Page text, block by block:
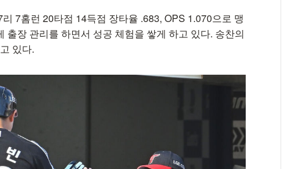
7홈런 20타점 14득점 장타율 .683, OPS 1.070으로 맹
출장 관리를 하면서 성공 체험을 쌓게 하고 있다. 송찬의
있다.